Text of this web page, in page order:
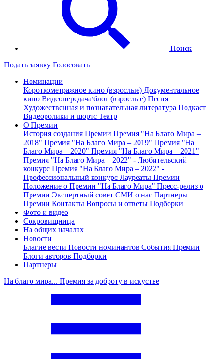
Поиск
Подать заявку Голосовать
Номинации
Короткометражное кино (взрослые) Документальное
кино Видеопередача\блог (взрослые) Песня
Художественная и познавательная литература Подкаст
Видеоролики и шортс Театр
О Премии
История создания Премии Премия "На Благо Мира –
2018" Премия "На Благо Мира – 2019" Премия "На
Благо Мира – 2020" Премия "На Благо Мира – 2021"
Премия "На Благо Мира – 2022" - Любительский
конкурс Премия "На Благо Мира – 2022" -
Профессиональный конкурс Лауреаты Премии
Положение о Премии "На Благо Мира" Пресс-релиз о
Премии Экспертный совет СМИ о нас Партнеры
Премии Контакты Вопросы и ответы Подборки
Фото и видео
Сокровищница
На общих началах
Новости
Благие вести Новости номинантов События Премии
Блоги авторов Подборки
Партнеры
На благо мира... Премия за доброту в искустве